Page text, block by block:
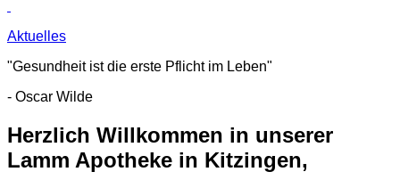
Aktuelles
"Gesundheit ist die erste Pflicht im Leben"
- Oscar Wilde
Herzlich Willkommen in unserer
Lamm Apotheke in Kitzingen,